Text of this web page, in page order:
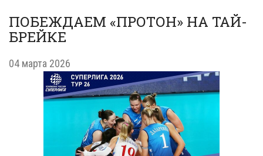
ПОБЕЖДАЕМ «ПРОТОН» НА ТАЙ-
БРЕЙКЕ
04 марта 2026